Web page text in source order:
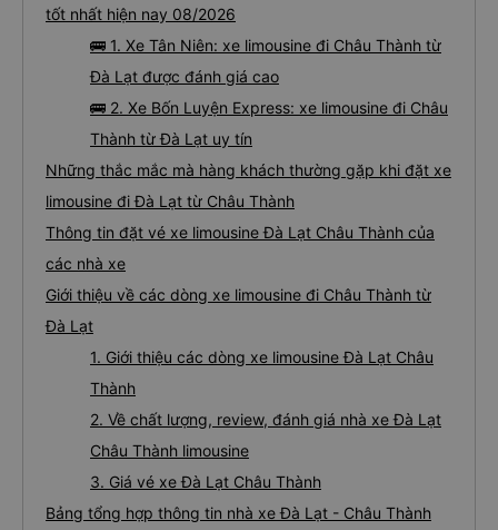
tốt nhất hiện nay 08/2026
🚌 1. Xe Tân Niên: xe limousine đi Châu Thành từ
Đà Lạt được đánh giá cao
🚌 2. Xe Bốn Luyện Express: xe limousine đi Châu
Thành từ Đà Lạt uy tín
Những thắc mắc mà hàng khách thường gặp khi đặt xe
limousine đi Đà Lạt từ Châu Thành
Thông tin đặt vé xe limousine Đà Lạt Châu Thành của
các nhà xe
Giới thiệu về các dòng xe limousine đi Châu Thành từ
Đà Lạt
1. Giới thiệu các dòng xe limousine Đà Lạt Châu
Thành
2. Về chất lượng, review, đánh giá nhà xe Đà Lạt
Châu Thành limousine
3. Giá vé xe Đà Lạt Châu Thành
Bảng tổng hợp thông tin nhà xe Đà Lạt - Châu Thành